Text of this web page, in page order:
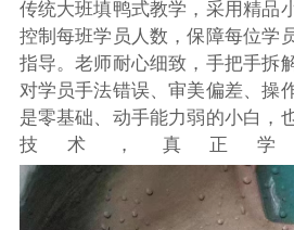
传统大班填鸭式教学，采用精品
控制每班学员人数，保障每位学
指导。老师耐心细致，手把手拆
对学员手法错误、审美偏差、操
是零基础、动手能力弱的小白，
技术，真正学